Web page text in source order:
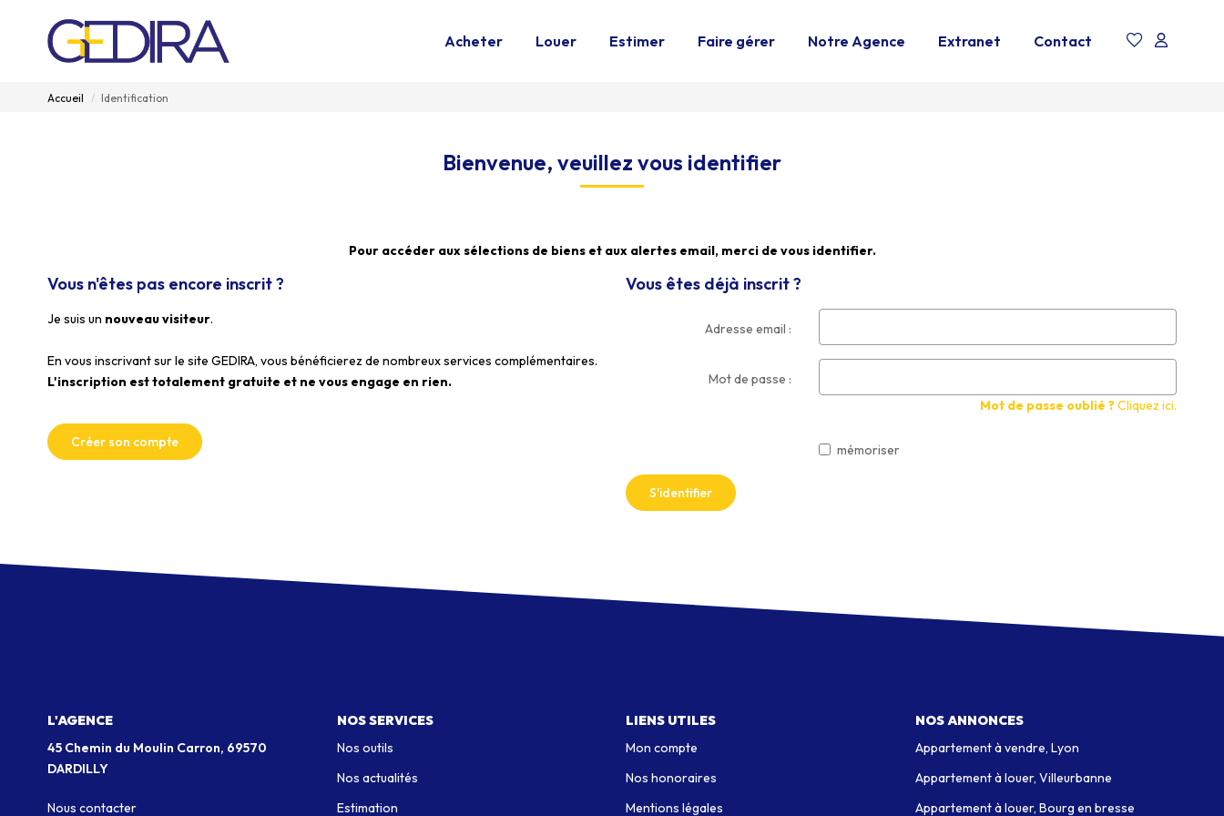
Acheter Louer Estimer Faire gérer Notre Agence Extranet Contact
Accueil Identification
Bienvenue, veuillez vous identifier
Pour accéder aux sélections de biens et aux alertes email, merci de vous identifier.
Vous n'êtes pas encore inscrit ?
Je suis un nouveau visiteur.
En vous inscrivant sur le site GEDIRA, vous bénéficierez de nombreux services complémentaires.
L'inscription est totalement gratuite et ne vous engage en rien.
Créer son compte
Vous êtes déjà inscrit ?
Adresse email :
Mot de passe :
Mot de passe oublié ?Cliquez ici.
mémoriser
S'identifier
L'AGENCE
45 Chemin du Moulin Carron, 69570
DARDILLY
Nous contacter
NOS SERVICES
Nos outils
Nos actualités
Estimation
LIENS UTILES
Mon compte
Nos honoraires
Mentions légales
NOS ANNONCES
Appartement à vendre, Lyon
Appartement à louer, Villeurbanne
Appartement à louer, Bourg en bresse